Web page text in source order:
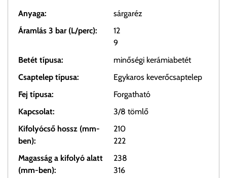
Anyaga:
sárgaréz
Áramlás 3 bar (L/perc):
12
9
Betét típusa:
minőségi kerámiabetét
Csaptelep típusa:
Egykaros keverőcsaptelep
Fej típusa:
Forgatható
Kapcsolat:
3/8 tömlő
Kifolyócső hossz (mm-
ben):
210
222
Magasság a kifolyó alatt
(mm-ben):
238
316